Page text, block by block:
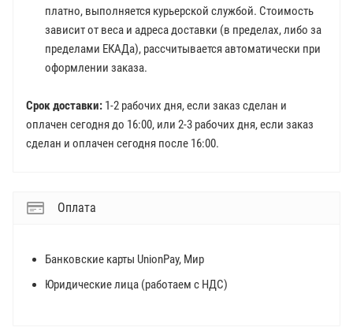
платно, выполняется курьерской службой. Стоимость
зависит от веса и адреса доставки (в пределах, либо за
пределами ЕКАДа), рассчитывается автоматически при
оформлении заказа.
Срок доставки: 1-2 рабочих дня, если заказ сделан и
оплачен сегодня до 16:00, или 2-3 рабочих дня, если заказ
сделан и оплачен сегодня после 16:00.
Оплата
Банковские карты UnionPay, Мир
Юридические лица (работаем с НДС)